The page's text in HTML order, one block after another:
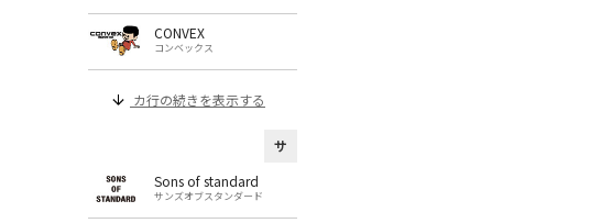
CONVEX
コンベックス
カ行の続きを表示する
サ
Sons of standard
サンズオブスタンダード